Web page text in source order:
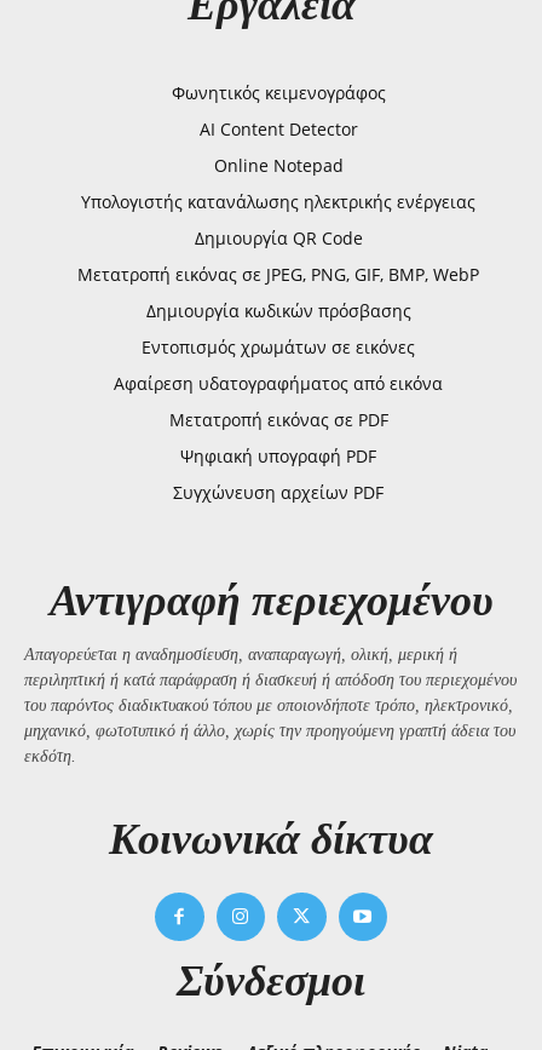
Φωνητικός κειμενογράφος
AI Content Detector
Online Notepad
Υπολογιστής κατανάλωσης ηλεκτρικής ενέργειας
Δημιουργία QR Code
Μετατροπή εικόνας σε JPEG, PNG, GIF, BMP, WebP
Δημιουργία κωδικών πρόσβασης
Εντοπισμός χρωμάτων σε εικόνες
Αφαίρεση υδατογραφήματος από εικόνα
Μετατροπή εικόνας σε PDF
Ψηφιακή υπογραφή PDF
Συγχώνευση αρχείων PDF
Αντιγραφή περιεχομένου
Απαγορεύεται η αναδημοσίευση, αναπαραγωγή, ολική, μερική ή
περιληπτική ή κατά παράφραση ή διασκευή ή απόδοση του περιεχομένου
του παρόντος διαδικτυακού τόπου με οποιονδήποτε τρόπο, ηλεκτρονικό,
μηχανικό, φωτοτυπικό ή άλλο, χωρίς την προηγούμενη γραπτή άδεια του
εκδότη.
Kοινωνικά δίκτυα
Σύνδεσμοι